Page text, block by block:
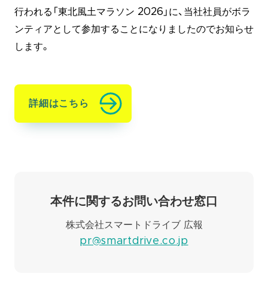
行われる「東北風土マラソン 2026」に、当社社員がボラ
ンティアとして参加することになりましたのでお知らせ
します。
詳細はこちら
本件に関するお問い合わせ窓口
株式会社スマートドライブ 広報
pr@smartdrive.co.jp